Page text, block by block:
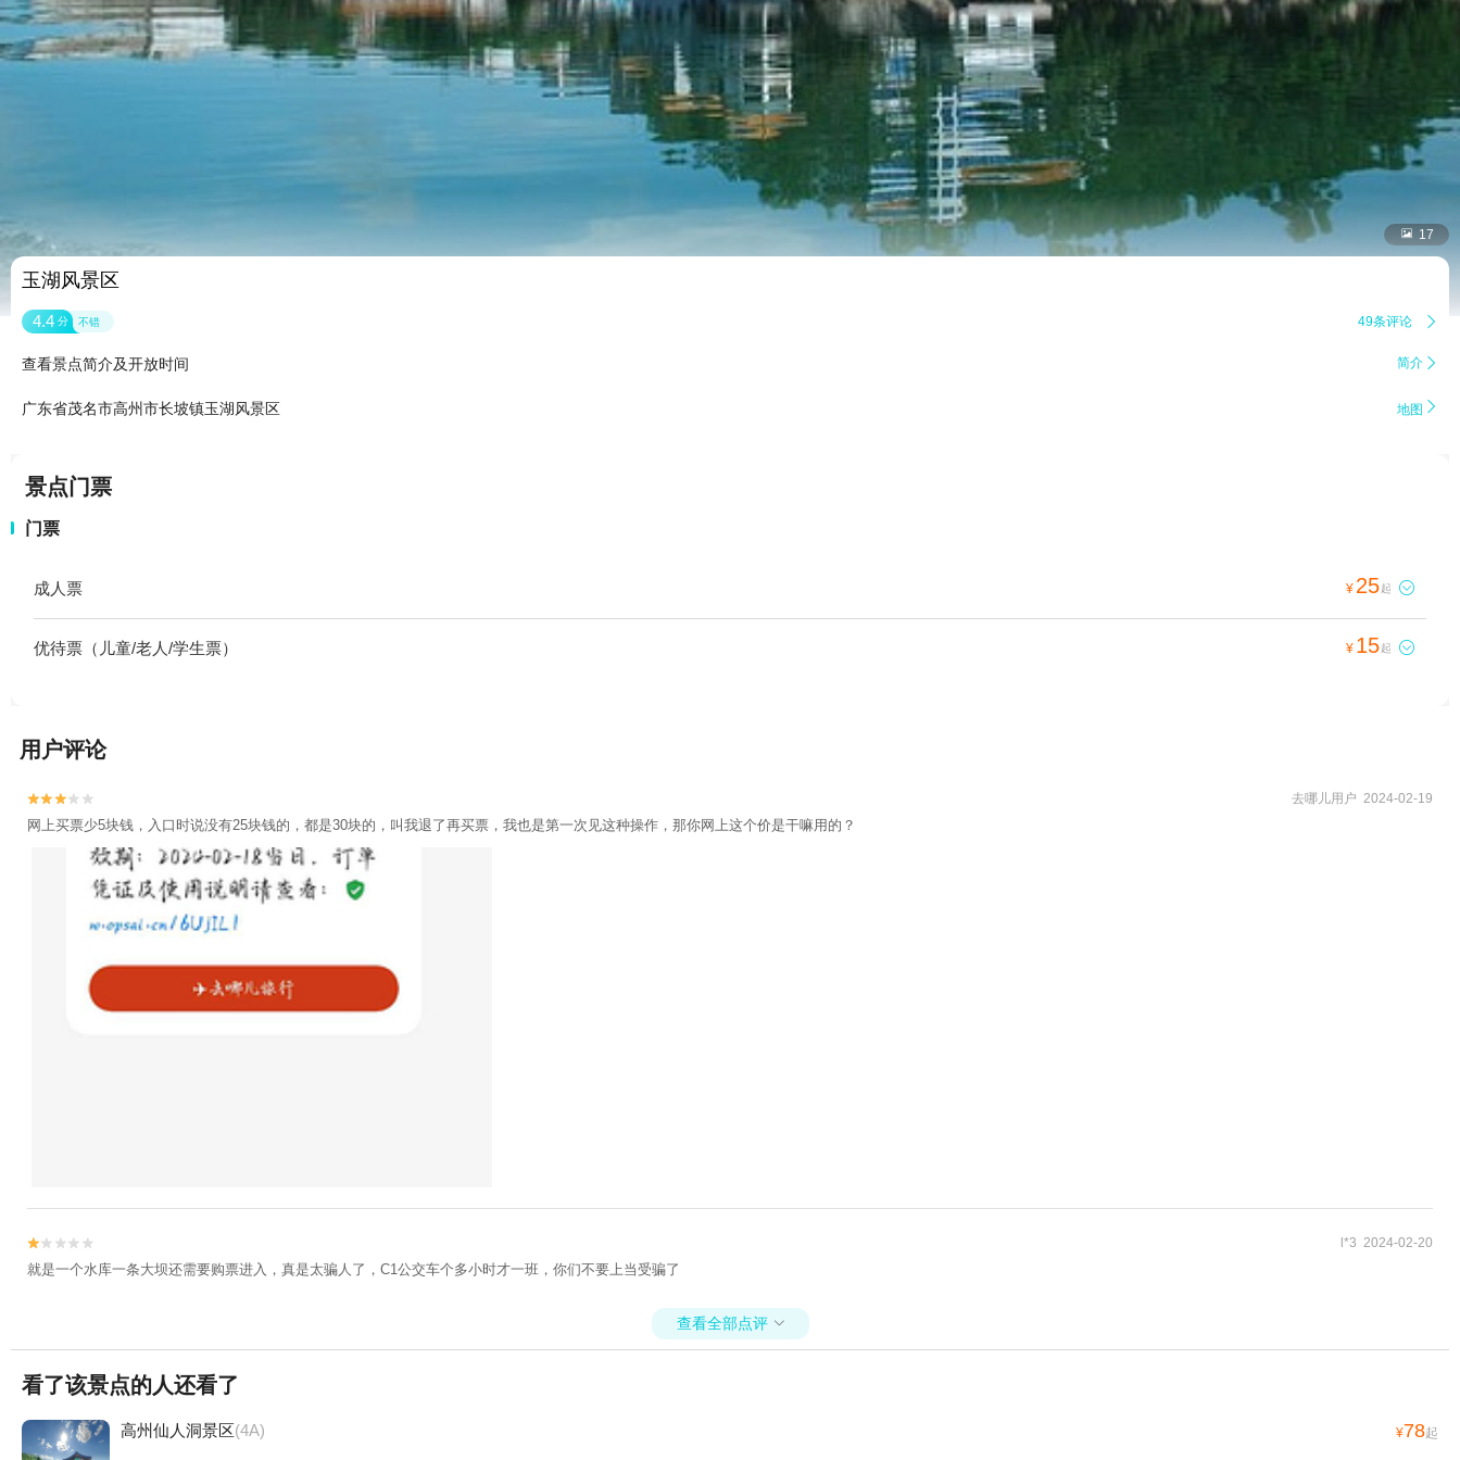
 17
玉湖风景区
4.4 分 不错 49条评论 
查看景点简介及开放时间 简介 
广东省茂名市高州市长坡镇玉湖风景区 地图 
景点门票
门票
成人票 ¥ 25起 
优待票（儿童/老人/学生票） ¥ 15起 
用户评论

 去哪儿用户 2024-02-19
网上买票少5块钱，入口时说没有25块钱的，都是30块的，叫我退了再买票，我也是第一次见这种操作，那你网上这个价是干嘛用的？

 l*3 2024-02-20
就是一个水库一条大坝还需要购票进入，真是太骗人了，C1公交车个多小时才一班，你们不要上当受骗了
查看全部点评 
看了该景点的人还看了
高州仙人洞景区(4A) ¥78起